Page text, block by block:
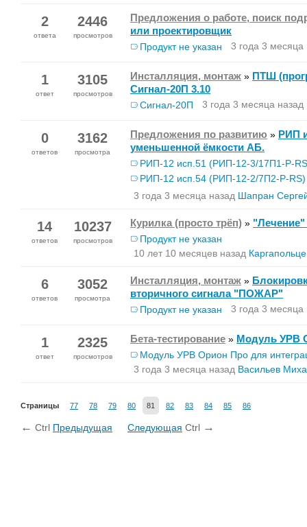
2
ответа
2446
просмотров
Предложения о работе, поиск
или проектировщик
Продукт не указан 3 года 3 месяца
1
ответ
3105
просмотров
Инсталляция, монтаж » ПТШ
Сигнал-20П 3.10
Сигнал-20П 3 года 3 месяца назад
0
ответов
3162
просмотра
Предложения по развитию » РИП
уменьшенной ёмкости АБ.
РИП-12 исп.51 (РИП-12-3/17П1-Р-
РИП-12 исп.54 (РИП-12-2/7П2-Р-RS)
РИП-12 исп.56 (РИП-12-6/80М3-Р-
РИП-24 исп.56 (РИП-24-4/40М3-Р-
РИП-24 исп.57 (РИП-24-8/40М3-Р-
3 года 3 месяца назад Шапран
14
ответов
10237
просмотров
Курилка (просто трёп) »
Продукт не указан
10 лет 10 месяцев назад
6
ответов
3052
просмотра
Инсталляция, монтаж »
вторичного сигнала "ПОЖАР"
Продукт не указан 3 года 3 месяца
1
ответ
2325
просмотров
Бета-тестирование » Модуль УРВ
Модуль УРВ Орион Про для
3 года 3 месяца назад Васильев
Страницы 77 78 79 80 81 82 83 84 85 86
← Ctrl Предыдущая Следующая Ctrl →